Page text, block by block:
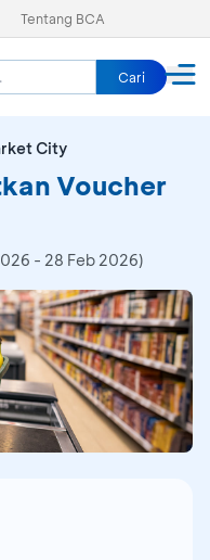
Tentang BCA
Cari
City
Voucher
- 28 Feb 2026)